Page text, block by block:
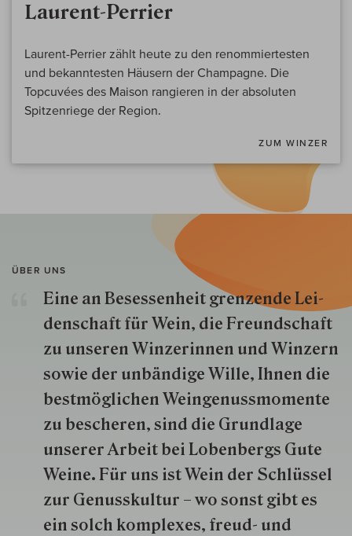
Laurent-Perrier
Laurent-Perrier zählt heute zu den renommiertesten
und bekanntesten Häusern der Champagne. Die
Topcuvées des Maison rangieren in der absoluten
Spitzenriege der Region.
ZUM WINZER
ÜBER UNS
Eine an Besessenheit gren­zende Lei­
den­schaft für Wein, die Freund­schaft
zu unseren Win­zer­innen und Win­zern
so­wie der un­bän­dige Wille, Ihnen die
best­mög­lich­en Wein­genuss­momente
zu besche­ren, sind die Grund­lage
unserer Arbeit bei Lobenbergs Gute
Weine. Für uns ist Wein der Schlüs­sel
zur Genuss­kultur – wo sonst gibt es
ein solch kom­plexes, freud- und